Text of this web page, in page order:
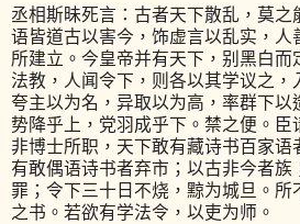
丞相斯昧死言：古者天下散乱，莫之
语皆道古以害今，饰虚言以乱实，人
所建立。今皇帝并有天下，别黑白
法教，人闻令下，则各以其学议之，
夸主以为名，异取以为高，率群下以
势降乎上，党羽成乎下。禁之便。臣
非博士所职，天下敢有藏诗书百家语
有敢偶语诗书者弃市；以古非今者族
罪；令下三十日不烧，黥为城旦。
之书。若欲有学法令，以吏为师。